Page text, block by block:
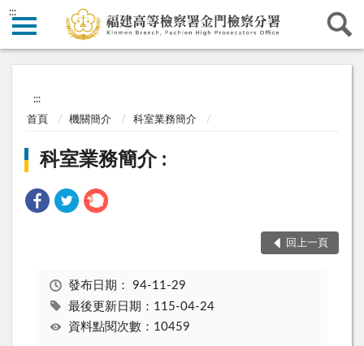
:::
:::
首頁 機關簡介 科室業務簡介
科室業務簡介 :
回上一頁
發布日期： 94-11-29
最後更新日期：115-04-24
資料點閱次數：10459